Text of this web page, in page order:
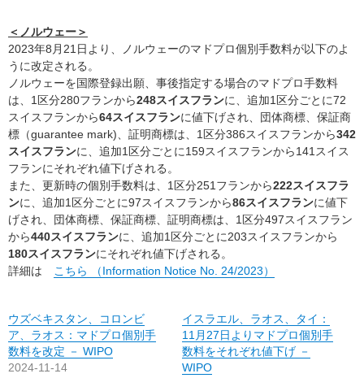
＜ノルウェー＞
2023年8月21日より、ノルウェーのマドプロ個別手数料が以下のよ
うに改定される。
ノルウェーを国際登録出願、事後指定する場合のマドプロ手数料
は、1区分280フランから248スイスフランに、追加1区分ごとに72
スイスフランから64スイスフランに値下げされ、団体商標、保証商
標（guarantee mark)、証明商標は、1区分386スイスフランから342
スイスフランに、追加1区分ごとに159スイスフランから141スイス
フランにそれぞれ値下げされる。
また、更新時の個別手数料は、1区分251フランから222スイスフラ
ンに、追加1区分ごとに97スイスフランから86スイスフランに値下
げされ、団体商標、保証商標、証明商標は、1区分497スイスフラン
から440スイスフランに、追加1区分ごとに203スイスフランから
180スイスフランにそれぞれ値下げされる。
詳細は
こちら （Information Notice No. 24/2023）
ウズベキスタン、コロンビ
ア、ラオス：マドプロ個別手
数料を改定 － WIPO
2024-11-14
イスラエル、ラオス、タイ：
11月27日よりマドプロ個別手
数料をそれぞれ値下げ －
WIPO